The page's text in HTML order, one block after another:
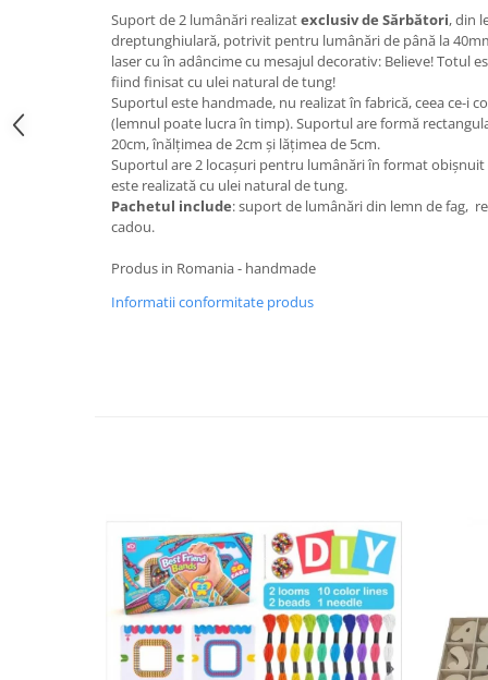
Suport de 2 lumânări realizatexclusiv de Sărbători, din
dreptunghiulară, potrivit pentru lumânări de până la
laser cu în adâncime cu mesajul decorativ: Believe! Totul
fiind finisat cu ulei natural de tung!
Suportul este handmade, nu realizat în fabrică, ceea ce-i
(lemnul poate lucra în timp). Suportul are formă
20cm, înălțimea de 2cm și lățimea de 5cm.
Suportul are 2 locașuri pentru lumânări în format obișnuit
este realizată cu ulei natural de tung.
Pachetul include: suport de lumânări din lemn de fag,
cadou.
Produs in Romania - handmade
Informatii conformitate produs